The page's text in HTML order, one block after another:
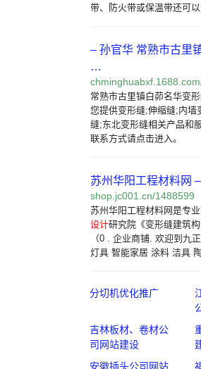
带、防火带或保温带还可
– 孙官华 常熟市古里
…
常熟市古里镇白茆名华变
您提供变形缝;伸缩缝;内墙
缝;东北变形缝相关产品和
联系方式请点击进入。
苏州华阳工程材料网
shop.jc001.cn/1488599
苏州华阳工程材料网是专
设计研究院《变形缝建筑
（0 . 企业商铺. 欢迎到九
灯具 智能家居 涂料 洁具
分切机优化推广
吉林板材、卷材公
司网站建设
安徽插头公司网站